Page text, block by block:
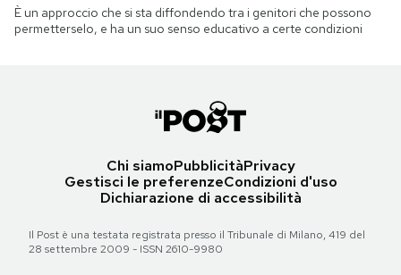
È un approccio che si sta diffondendo tra i genitori che possono
permetterselo, e ha un suo senso educativo a certe condizioni
Chi siamoPubblicitàPrivacy
Gestisci le preferenzeCondizioni d'uso
Dichiarazione di accessibilità
Il Post è una testata registrata presso il Tribunale di Milano, 419 del
28 settembre 2009 - ISSN 2610-9980